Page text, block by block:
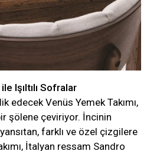
Işıltılı Sofralar
edecek Venüs Yemek Takımı,
şölene çeviriyor. İncinin
farklı ve özel çizgilere
İtalyan ressam Sandro